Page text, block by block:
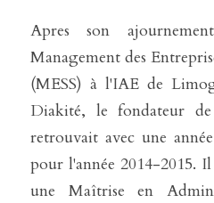
Apres son
Management des
(MESS) à l'IAE de
Diakité, le fondateur
retrouvait avec une
pour l'année 2014-2015.
une Maîtrise en